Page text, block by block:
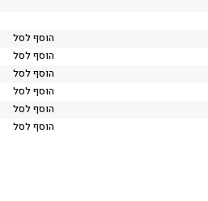
הוסף לסל
הוסף לסל
הוסף לסל
הוסף לסל
הוסף לסל
הוסף לסל